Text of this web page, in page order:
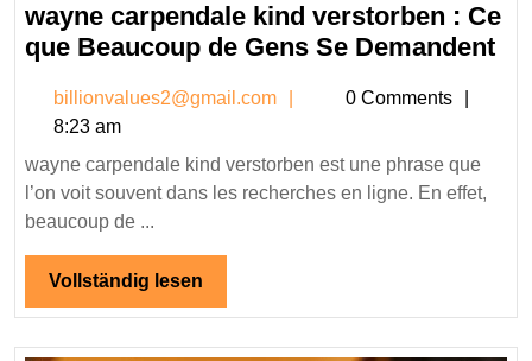
30,
2025
wayne carpendale kind verstorben : Ce
que Beaucoup de Gens Se Demandent
Se
billionvalues2@gmail.com
0 Comments
8:23 am
wayne carpendale kind verstorben est une phrase que
l’on voit souvent dans les recherches en ligne. En effet,
beaucoup de ...
Vollständig lesen
lesen